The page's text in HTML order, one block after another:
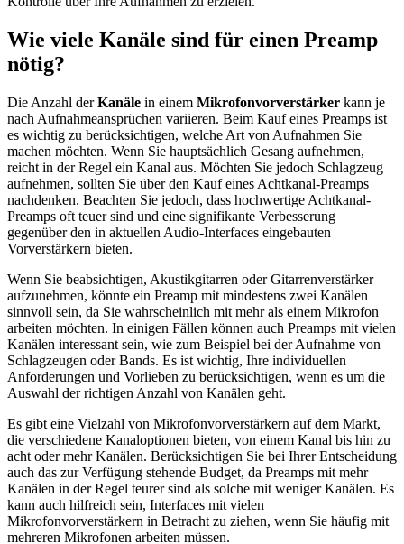
Wie viele Kanäle sind für einen Preamp
nötig?
Die Anzahl derKanäle in einem Mikrofonvorverstärker kann je
nach Aufnahmeansprüchen variieren. Beim Kauf eines Preamps ist
es wichtig zu berücksichtigen, welche Art von Aufnahmen Sie
machen möchten. Wenn Sie hauptsächlich Gesang aufnehmen,
reicht in der Regel ein Kanal aus. Möchten Sie jedoch Schlagzeug
aufnehmen, sollten Sie über den Kauf eines Achtkanal-Preamps
nachdenken. Beachten Sie jedoch, dass hochwertige Achtkanal-
Preamps oft teuer sind und eine signifikante Verbesserung
gegenüber den in aktuellen Audio-Interfaces eingebauten
Vorverstärkern bieten.
Wenn Sie beabsichtigen, Akustikgitarren oder Gitarrenverstärker
aufzunehmen, könnte ein Preamp mit mindestens zwei Kanälen
sinnvoll sein, da Sie wahrscheinlich mit mehr als einem Mikrofon
arbeiten möchten. In einigen Fällen können auch Preamps mit vielen
Kanälen interessant sein, wie zum Beispiel bei der Aufnahme von
Schlagzeugen oder Bands. Es ist wichtig, Ihre individuellen
Anforderungen und Vorlieben zu berücksichtigen, wenn es um die
Auswahl der richtigen Anzahl von Kanälen geht.
Es gibt eine Vielzahl von Mikrofonvorverstärkern auf dem Markt,
die verschiedene Kanaloptionen bieten, von einem Kanal bis hin zu
acht oder mehr Kanälen. Berücksichtigen Sie bei Ihrer Entscheidung
auch das zur Verfügung stehende Budget, da Preamps mit mehr
Kanälen in der Regel teurer sind als solche mit weniger Kanälen. Es
kann auch hilfreich sein, Interfaces mit vielen
Mikrofonvorverstärkern in Betracht zu ziehen, wenn Sie häufig mit
mehreren Mikrofonen arbeiten müssen.